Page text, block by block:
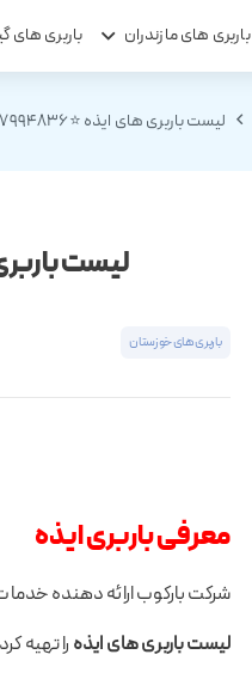
باربری های مازندران باربری های
لیست باربری های ایذه ⭐️09167994836 جدول قیمت ها
لیست باربری های ایذه
باربری های خوزستان
معرفی باربری ایذه
شرکت بارکوب ارائه دهنده
لیست باربری های ایذه را تهیه